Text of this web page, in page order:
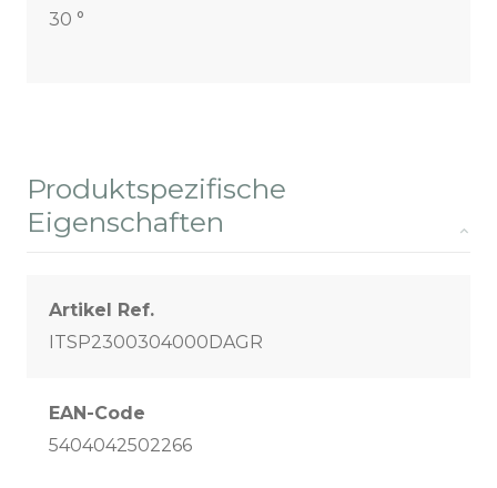
30 °
Produktspezifische
Eigenschaften
Artikel Ref.
ITSP2300304000DAGR
EAN-Code
5404042502266